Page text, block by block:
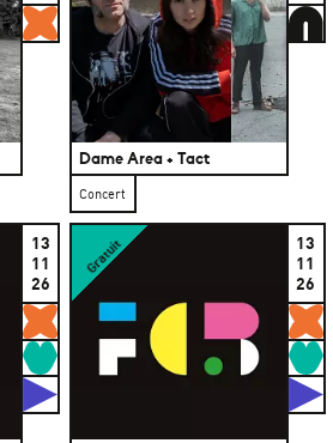
Gratuits
Dame Area + Tact
Concert
13
11
26
Gratuits
Gratuit
13
11
26